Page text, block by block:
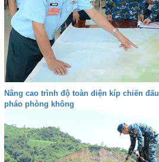
Nâng cao trình độ toàn diện kíp chiến
pháo phòng không